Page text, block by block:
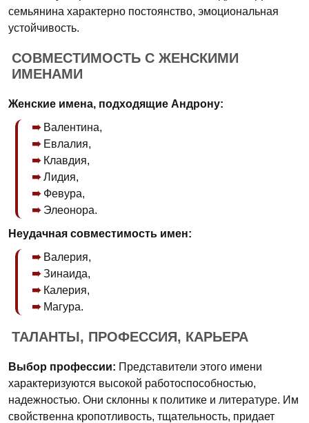
семьянина характерно постоянство, эмоциональная
устойчивость.
СОВМЕСТИМОСТЬ С ЖЕНСКИМИ
ИМЕНАМИ
Женские имена, подходящие Андрону:
Валентина,
Евлалия,
Клавдия,
Лидия,
Февура,
Элеонора.
Неудачная совместимость имен:
Валерия,
Зинаида,
Калерия,
Магура.
ТАЛАНТЫ, ПРОФЕССИЯ, КАРЬЕРА
Выбор профессии: Представители этого имени
характеризуются высокой работоспособностью,
надежностью. Они склонны к политике и литературе. Им
свойственна кропотливость, тщательность, придает